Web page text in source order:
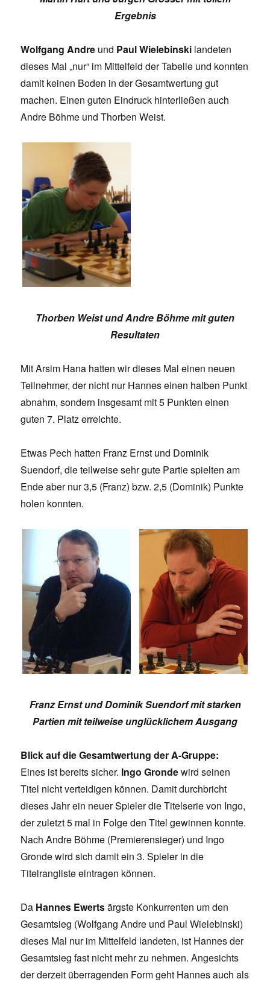
Ergebnis
Wolfgang Andre und Paul Wielebinski landeten
dieses Mal „nur“ im Mittelfeld der Tabelle und konnten
damit keinen Boden in der Gesamtwertung gut
machen. Einen guten Eindruck hinterließen auch
Andre Böhme und Thorben Weist.
Thorben Weist und Andre Böhme mit guten
Resultaten
Mit Arsim Hana hatten wir dieses Mal einen neuen
Teilnehmer, der nicht nur Hannes einen halben Punkt
abnahm, sondern insgesamt mit 5 Punkten einen
guten 7. Platz erreichte.
Etwas Pech hatten Franz Ernst und Dominik
Suendorf, die teilweise sehr gute Partie spielten am
Ende aber nur 3,5 (Franz) bzw. 2,5 (Dominik) Punkte
holen konnten.
Franz Ernst und Dominik Suendorf mit starken
Partien mit teilweise unglücklichem Ausgang
Blick auf die Gesamtwertung der A-Gruppe:
Eines ist bereits sicher. Ingo Grondewird seinen
Titel nicht verteidigen können. Damit durchbricht
dieses Jahr ein neuer Spieler die Titelserie von Ingo,
der zuletzt 5 mal in Folge den Titel gewinnen konnte.
Nach Andre Böhme (Premierensieger) und Ingo
Gronde wird sich damit ein 3. Spieler in die
Titelrangliste eintragen können.
Da Hannes Ewertsärgste Konkurrenten um den
Gesamtsieg (Wolfgang Andre und Paul Wielebinski)
dieses Mal nur im Mittelfeld landeten, ist Hannes der
Gesamtsieg fast nicht mehr zu nehmen. Angesichts
der derzeit überragenden Form geht Hannes auch als